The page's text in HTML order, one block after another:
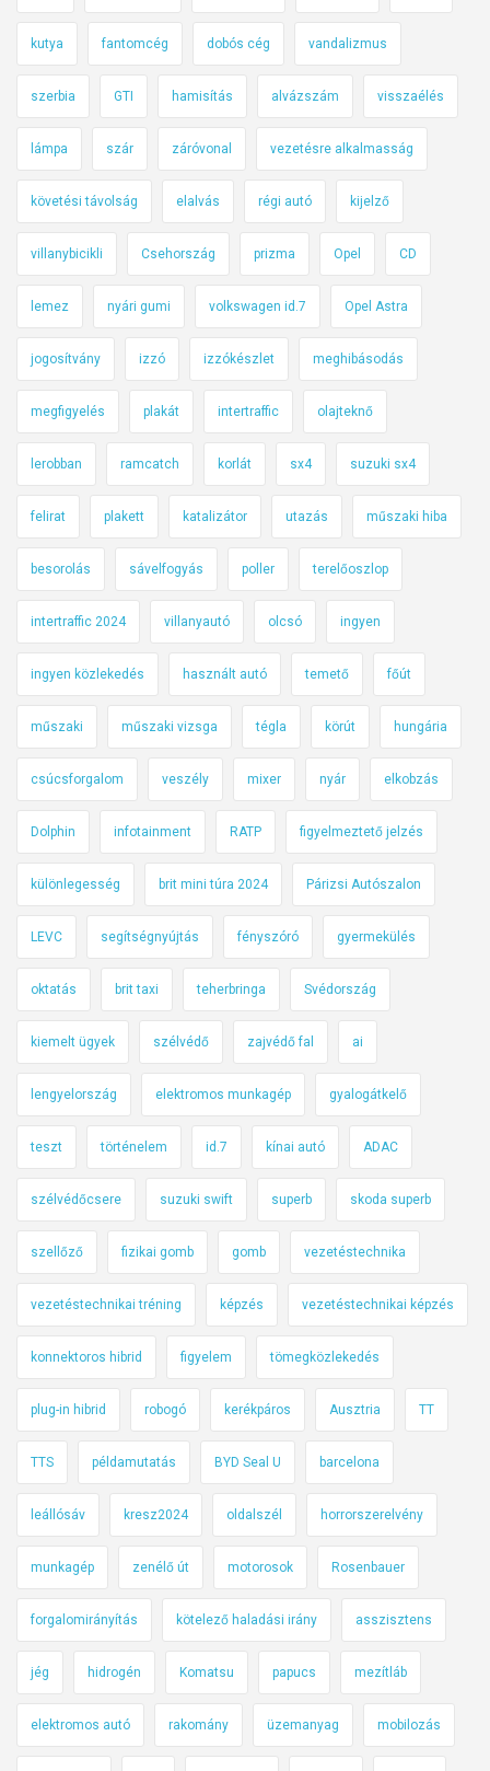
kutya fantomcég dobós cég vandalizmus
szerbia GTI hamisítás alvázszám visszaélés
lámpa szár záróvonal vezetésre alkalmasság
követési távolság elalvás régi autó kijelző
villanybicikli Csehország prizma Opel CD
lemez nyári gumi volkswagen id.7 Opel Astra
jogosítvány izzó izzókészlet meghibásodás
megfigyelés plakát intertraffic olajteknő
lerobban ramcatch korlát sx4 suzuki sx4
felirat plakett katalizátor utazás műszaki hiba
besorolás sávelfogyás poller terelőoszlop
intertraffic 2024 villanyautó olcsó ingyen
ingyen közlekedés használt autó temető főút
műszaki műszaki vizsga tégla körút hungária
csúcsforgalom veszély mixer nyár elkobzás
Dolphin infotainment RATP figyelmeztető jelzés
különlegesség brit mini túra 2024 Párizsi Autószalon
LEVC segítségnyújtás fényszóró gyermekülés
oktatás brit taxi teherbringa Svédország
kiemelt ügyek szélvédő zajvédő fal ai
lengyelország elektromos munkagép gyalogátkelő
teszt történelem id.7 kínai autó ADAC
szélvédőcsere suzuki swift superb skoda superb
szellőző fizikai gomb gomb vezetéstechnika
vezetéstechnikai tréning képzés vezetéstechnikai képzés
konnektoros hibrid figyelem tömegközlekedés
plug-in hibrid robogó kerékpáros Ausztria TT
TTS példamutatás BYD Seal U barcelona
leállósáv kresz2024 oldalszél horrorszerelvény
munkagép zenélő út motorosok Rosenbauer
forgalomirányítás kötelező haladási irány asszisztens
jég hidrogén Komatsu papucs mezítláb
elektromos autó rakomány üzemanyag mobilozás